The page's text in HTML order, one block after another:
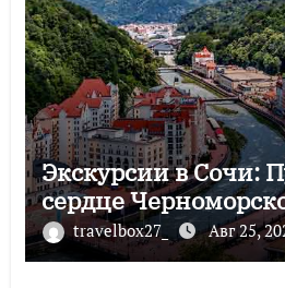
Экскурсии в Сочи:
сердце
travelbox27_ Авг 25,